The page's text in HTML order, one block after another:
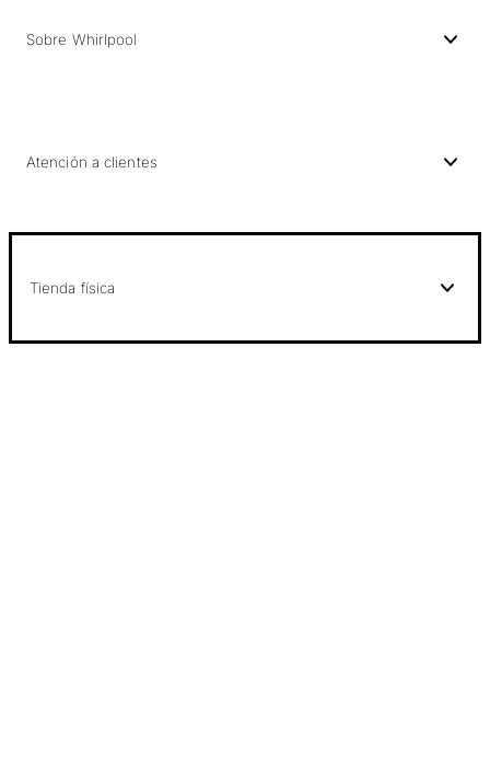
Sobre Whirlpool
Atención a clientes
Tienda física